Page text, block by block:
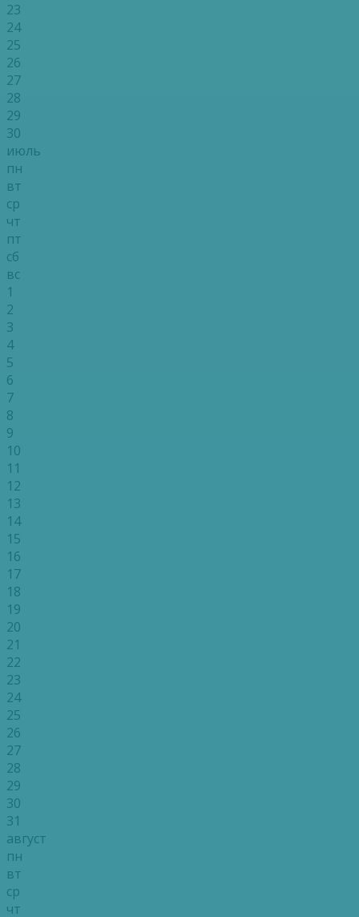
23
24
25
26
27
28
29
30
июль
пн
вт
ср
чт
пт
сб
вс
1
2
3
4
5
6
7
8
9
10
11
12
13
14
15
16
17
18
19
20
21
22
23
24
25
26
27
28
29
30
31
август
пн
вт
ср
чт